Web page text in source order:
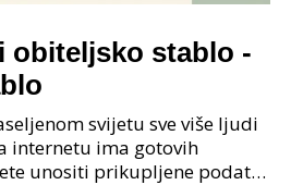
obiteljsko stablo -
svijetu sve više ljudi
internetu ima gotovih
unositi prikupljene podatke